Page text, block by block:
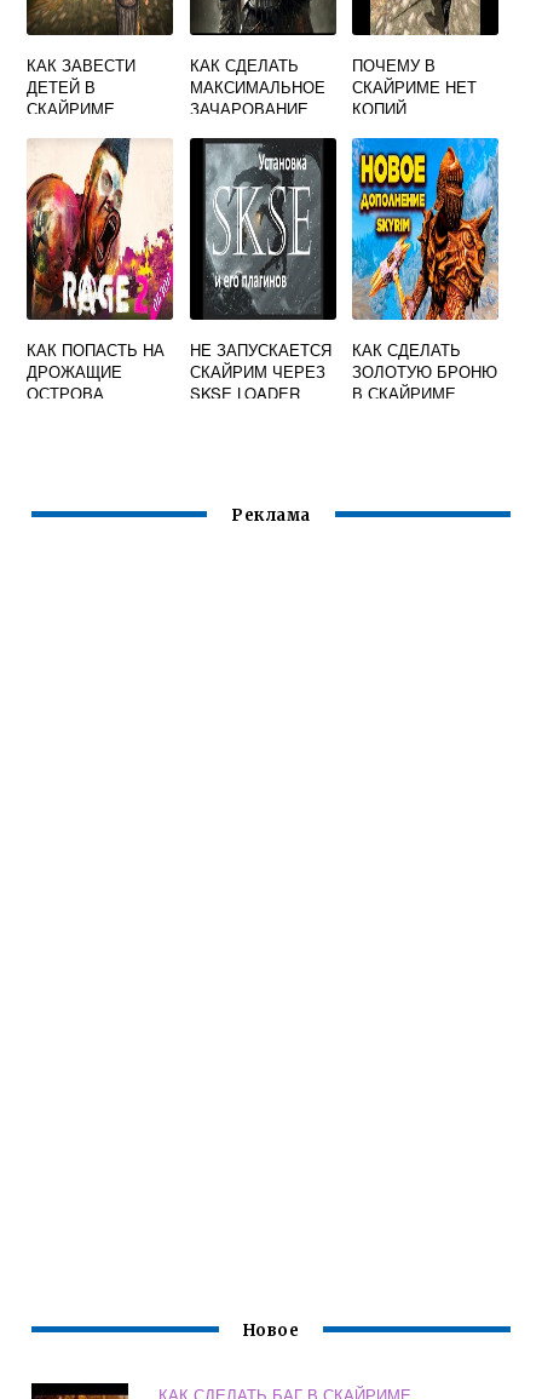
КАК ЗАВЕСТИ
ДЕТЕЙ В
СКАЙРИМЕ
КАК СДЕЛАТЬ
МАКСИМАЛЬНОЕ
ЗАЧАРОВАНИЕ
ПОЧЕМУ В
СКАЙРИМЕ НЕТ
КОПИЙ
КАК ПОПАСТЬ НА
ДРОЖАЩИЕ
ОСТРОВА
НЕ ЗАПУСКАЕТСЯ
СКАЙРИМ ЧЕРЕЗ
SKSE LOADER
КАК СДЕЛАТЬ
ЗОЛОТУЮ БРОНЮ
В СКАЙРИМЕ
Реклама
Новое